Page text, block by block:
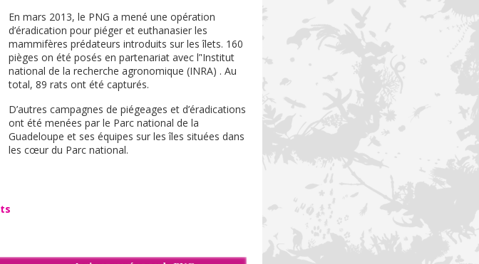
En mars 2013, le PNG a mené une opération
d’éradication pour piéger et euthanasier les
mammifères prédateurs introduits sur les îlets. 160
pièges on été posés en partenariat avec l’'Institut
national de la recherche agronomique (INRA) . Au
total, 89 rats ont été capturés.
D’autres campagnes de piégeages et d’éradications
ont été menées par le Parc national de la
Guadeloupe et ses équipes sur les îles situées dans
les cœur du Parc national.